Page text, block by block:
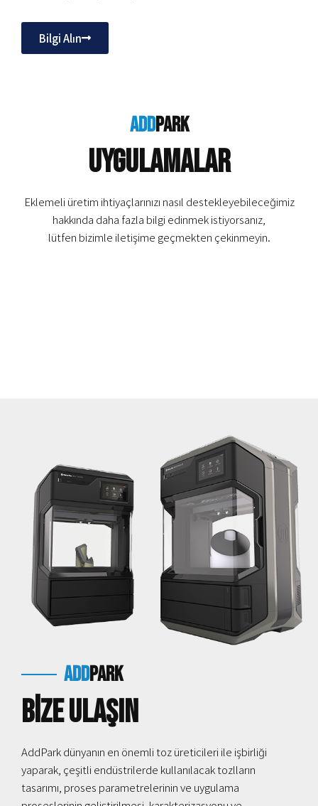
Bilgi Alın
addpark
Uygulamalar
Eklemeli üretim ihtiyaçlarınızı nasıl destekleyebileceğimiz
hakkında daha fazla bilgi edinmek istiyorsanız,
lütfen bizimle iletişime geçmekten çekinmeyin.
addpark
Bize Ulaşın
AddPark dünyanın en önemli toz üreticileri ile işbirliği
yaparak, çeşitli endüstrilerde kullanılacak tozlların
tasarımı, proses parametrelerinin ve uygulama